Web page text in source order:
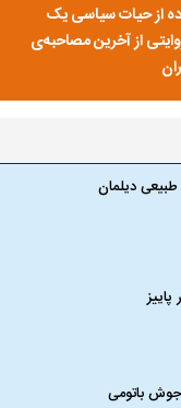
از حیات سیاسی یک
از آخرین مصاحبه‌ی
دیلمان
باتومی